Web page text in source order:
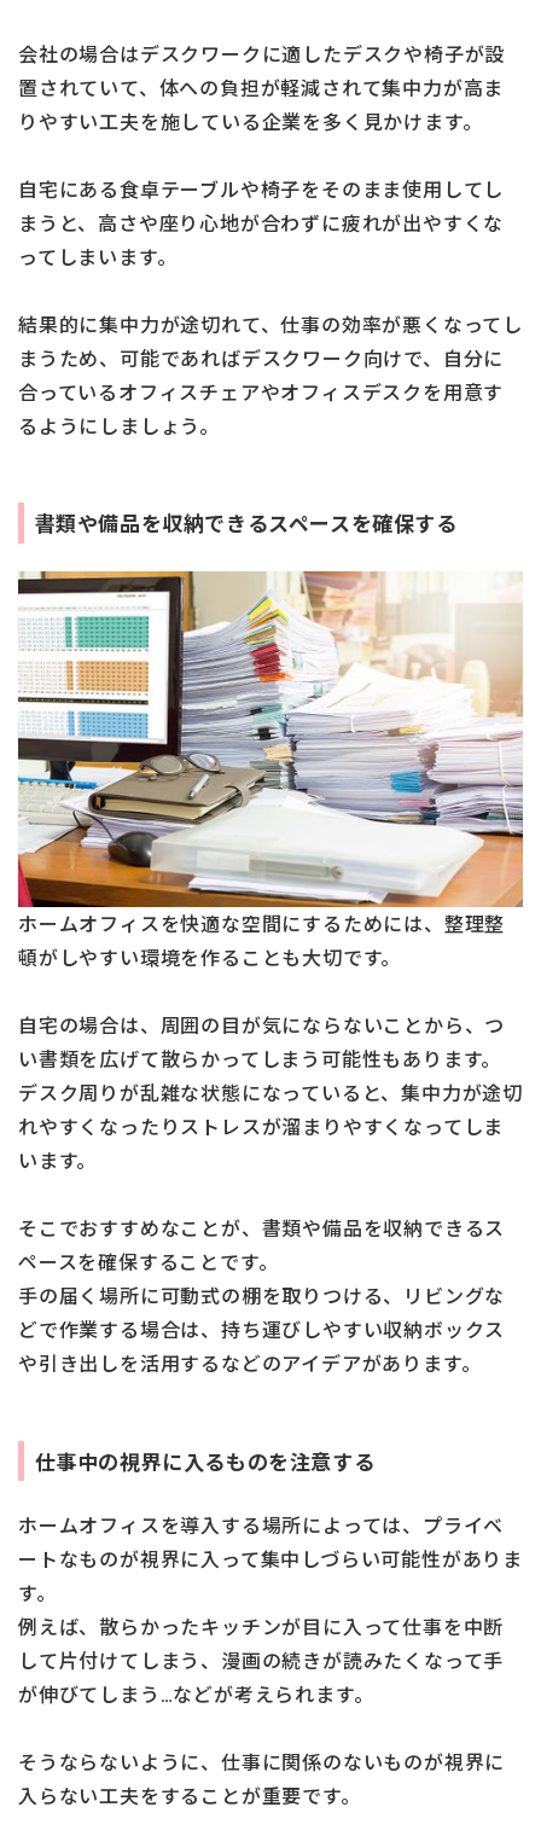
会社の場合はデスクワークに適したデスクや椅子が設
置されていて、体への負担が軽減されて集中力が高ま
りやすい工夫を施している企業を多く見かけます。
自宅にある食卓テーブルや椅子をそのまま使用してし
まうと、高さや座り心地が合わずに疲れが出やすくな
ってしまいます。
結果的に集中力が途切れて、仕事の効率が悪くなってし
まうため、可能であればデスクワーク向けで、自分に
合っているオフィスチェアやオフィスデスクを用意す
るようにしましょう。
書類や備品を収納できるスペースを確保する
ホームオフィスを快適な空間にするためには、整理整
頓がしやすい環境を作ることも大切です。
自宅の場合は、周囲の目が気にならないことから、つ
い書類を広げて散らかってしまう可能性もあります。
デスク周りが乱雑な状態になっていると、集中力が途切
れやすくなったりストレスが溜まりやすくなってしま
います。
そこでおすすめなことが、書類や備品を収納できるス
ペースを確保することです。
手の届く場所に可動式の棚を取りつける、リビングな
どで作業する場合は、持ち運びしやすい収納ボックス
や引き出しを活用するなどのアイデアがあります。
仕事中の視界に入るものを注意する
ホームオフィスを導入する場所によっては、プライベ
ートなものが視界に入って集中しづらい可能性がありま
す。
例えば、散らかったキッチンが目に入って仕事を中断
して片付けてしまう、漫画の続きが読みたくなって手
が伸びてしまう…などが考えられます。
そうならないように、仕事に関係のないものが視界に
入らない工夫をすることが重要です。